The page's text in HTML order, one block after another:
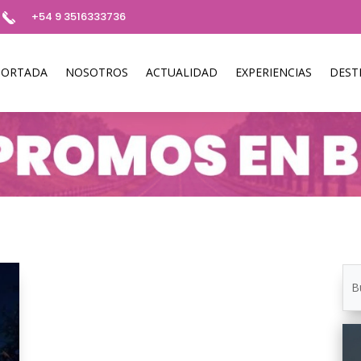
+54 9 3516333736
NOSOTROS ACTUALIDAD EXPERIENCIAS